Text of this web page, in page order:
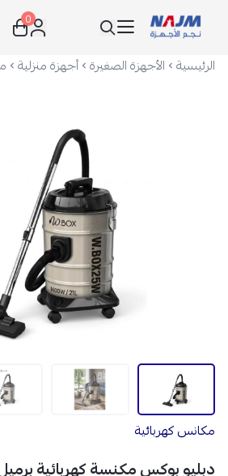
نجم الأجهزة
0
الرئيسية الأجهزة الصغيرة أجهزة منزلية
مكانس كهربائية